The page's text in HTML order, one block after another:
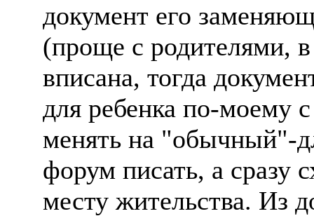
документ его
(проще с родителями,
вписана, тогда
для ребенка по-моему
менять на "обычный"-
форум писать, а сразу
месту жительства. Из